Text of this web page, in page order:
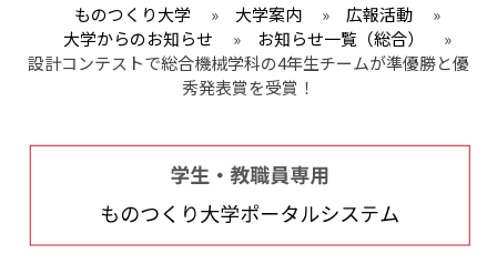
ものつくり大学 » 大学案内 » 広報活動
»
大学からのお知らせ
» お知らせ一覧（総合）
»
設計コンテストで総合機械学科の4年生チームが準優勝と優
秀発表賞を受賞！